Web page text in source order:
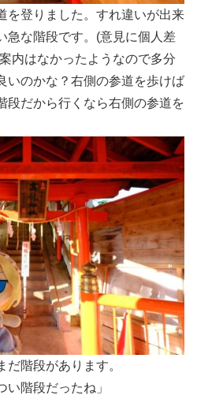
を登りました。すれ違いが出来
急な階段です。(意見に個人差
内はなかったようなので多分
いのかな？右側の参道を歩けば
段だから行くなら右側の参道を
だ階段があります。
階段だったね」